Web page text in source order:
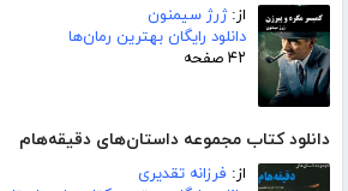
از:ژرژ سیمنون
دانلود رایگان بهترین رمان‌ها
۴۲ صفحه
دانلود کتاب مجموعه داستان‌های دقیقه‌هام
از: فرزانه تقدیری